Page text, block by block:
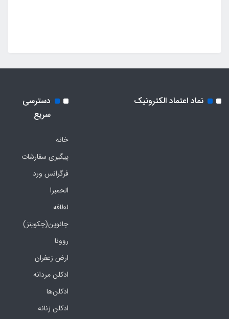
نماد اعتماد الکترونیک
دسترسی
سریع
خانه
پیگیری سفارشات
فرگرانس ورد
الحمبرا
لطافه
جانوین(جکوینز)
روونا
ارض زعفران
ادکلن مردانه
ادکلن‌ها
ادکلن زنانه